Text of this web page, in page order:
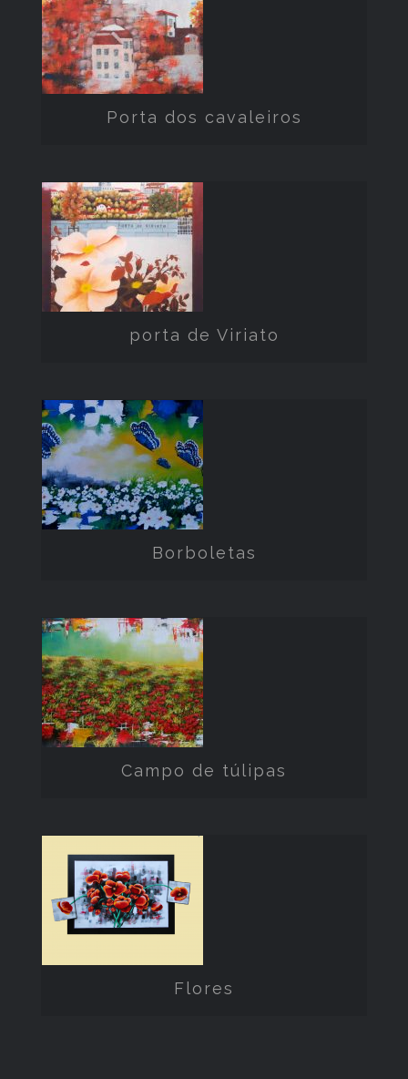
Porta dos
cavaleiros
Porta dos cavaleiros
porta de
Viriato
porta de Viriato
Borboletas
Borboletas
Campo de
túlipas
Campo de túlipas
Flores
Flores